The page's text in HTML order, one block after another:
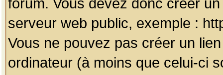
serveur web public, exemple :
Vous ne pouvez pas créer un
ordinateur (à moins que celui-ci